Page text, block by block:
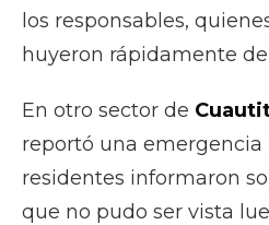
los responsables,
huyeron rápidamente
En otro sector de
reportó una
residentes informaron
que no pudo ser vista